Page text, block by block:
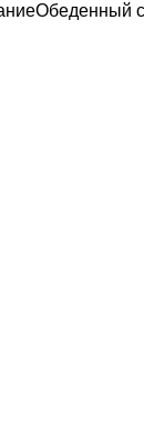
Обеденный